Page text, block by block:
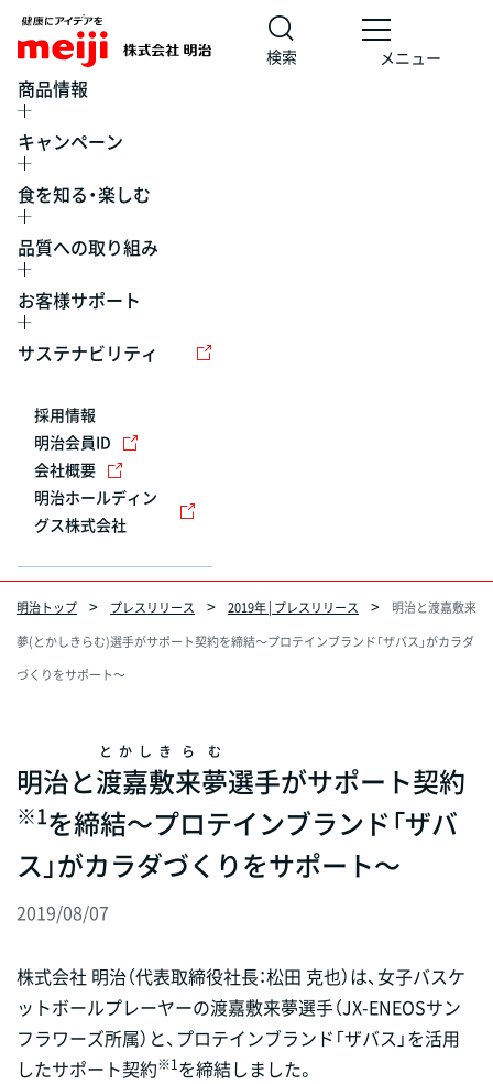
検索 メニュー
商品情報
キャンペーン
食を知る・楽しむ
品質への取り組み
お客様サポート
サステナビリティ
採用情報
明治会員ID
会社概要
明治ホールディン
グス株式会社
明治トップ プレスリリース 2019年 | プレスリリース
明治と渡嘉敷来
夢(とかしきらむ)選手がサポート契約を締結～プロテインブランド「ザバス」がカラダ
づくりをサポート～
明治と渡嘉敷
とかしき
来夢
らむ
選手がサポート契約
※1を締結～プロテインブランド「ザバ
ス」がカラダづくりをサポート～
2019/08/07
株式会社 明治（代表取締役社長：松田 克也）は、女子バスケ
ットボールプレーヤーの渡嘉敷来夢選手（JX-ENEOSサン
フラワーズ所属）と、プロテインブランド「ザバス」を活用
したサポート契約※1を締結しました。